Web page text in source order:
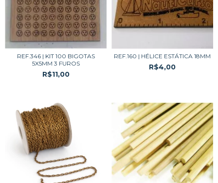
REF.346 | KIT 100 BIGOTAS
5X5MM 3 FUROS
R$11,00
REF.160 | HÉLICE ESTÁTICA 18MM
R$4,00